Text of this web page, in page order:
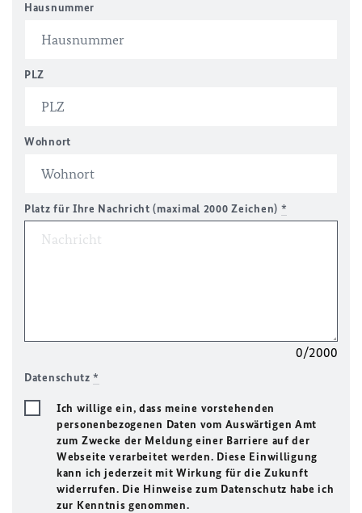
Hausnummer
PLZ
Wohnort
Platz für Ihre Nachricht (maximal 2000 Zeichen) *
0/2000
Datenschutz*
Ich willige ein, dass meine vorstehenden
personenbezogenen Daten vom Auswärtigen Amt
zum Zwecke der Meldung einer Barriere auf der
Webseite verarbeitet werden. Diese Einwilligung
kann ich jederzeit mit Wirkung für die Zukunft
widerrufen. Die Hinweise zum Datenschutz habe ich
zur Kenntnis genommen.